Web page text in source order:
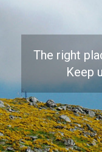
The right
Keep